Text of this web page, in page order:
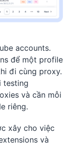
accounts.
để một profile
đi cùng proxy.
testing
và cần mỗi
riêng.
xây cho việc
và